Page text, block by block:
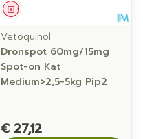
Geneesmiddel
Vetoquinol
Dronspot 60mg/15mg
Spot-on Kat
Medium>2,5-5kg Pip2
€ 27,12